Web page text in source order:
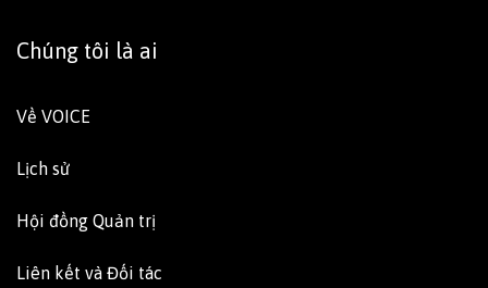
Chúng tôi là ai
Về VOICE
Lịch sử
Hội đồng Quản trị
Liên kết và Đối tác